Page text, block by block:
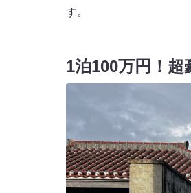
す。
1泊100万円！超